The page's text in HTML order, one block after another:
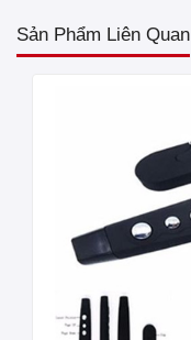
Sản Phẩm Liên Quan